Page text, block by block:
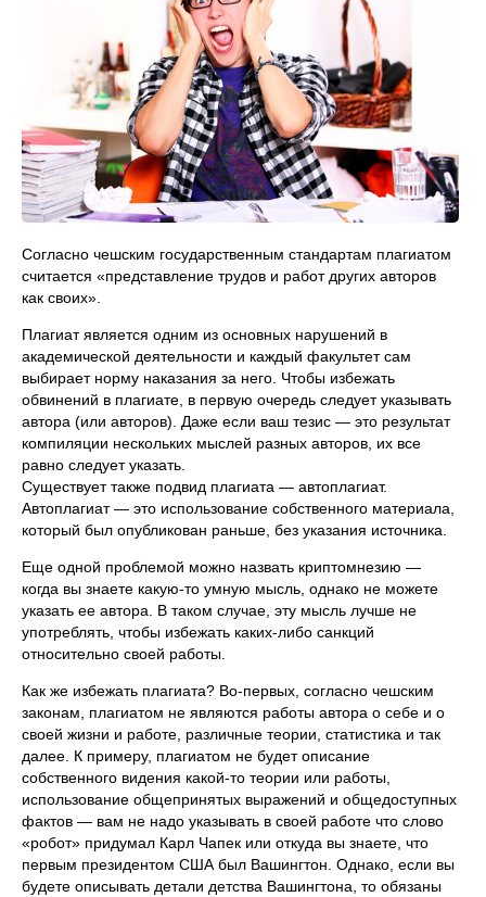
Согласно чешским государственным стандартам плагиатом
считается «представление трудов и работ других авторов
как своих».
Плагиат является одним из основных нарушений в
академической деятельности и каждый факультет сам
выбирает норму наказания за него. Чтобы избежать
обвинений в плагиате, в первую очередь следует указывать
автора (или авторов). Даже если ваш тезис — это результат
компиляции нескольких мыслей разных авторов, их все
равно следует указать.
Существует также подвид плагиата — автоплагиат.
Автоплагиат — это использование собственного материала,
который был опубликован раньше, без указания источника.
Еще одной проблемой можно назвать криптомнезию —
когда вы знаете какую-то умную мысль, однако не можете
указать ее автора. В таком случае, эту мысль лучше не
употреблять, чтобы избежать каких-либо санкций
относительно своей работы.
Как же избежать плагиата? Во-первых, согласно чешским
законам, плагиатом не являются работы автора о себе и о
своей жизни и работе, различные теории, статистика и так
далее. К примеру, плагиатом не будет описание
собственного видения какой-то теории или работы,
использование общепринятых выражений и общедоступных
фактов — вам не надо указывать в своей работе что слово
«робот» придумал Карл Чапек или откуда вы знаете, что
первым президентом США был Вашингтон. Однако, если вы
будете описывать детали детства Вашингтона, то обязаны